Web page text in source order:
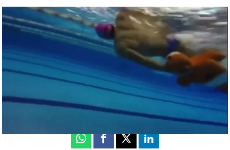
De Campeón del Mundo a Héroe del Mar |De Campeón del Mundo
a Héroe del Mar
Madrid
Publicado:05 de octubre de 2022, 15:42
Whatsapp
Facebook
X Linkedin